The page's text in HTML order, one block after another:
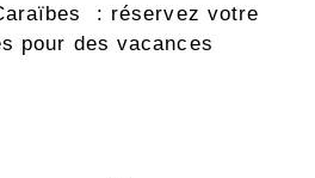
: réservez votre
pour des vacances